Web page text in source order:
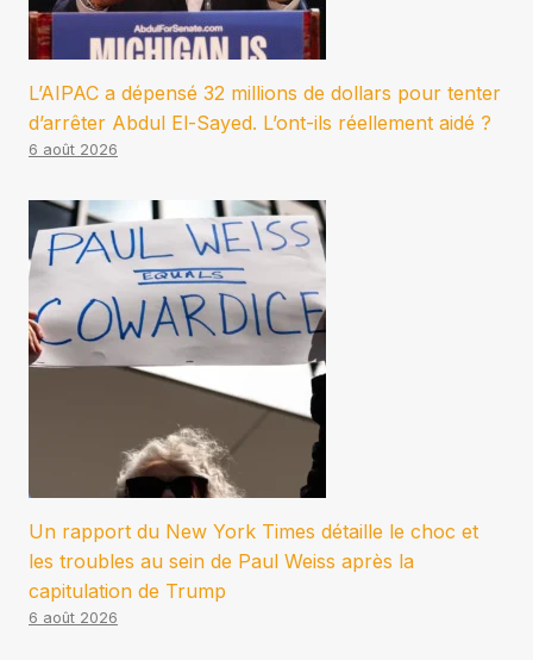
L’AIPAC a dépensé 32 millions de dollars pour tenter
d’arrêter Abdul El-Sayed. L’ont-ils réellement aidé ?
6 août 2026
Un rapport du New York Times détaille le choc et
les troubles au sein de Paul Weiss après la
capitulation de Trump
6 août 2026